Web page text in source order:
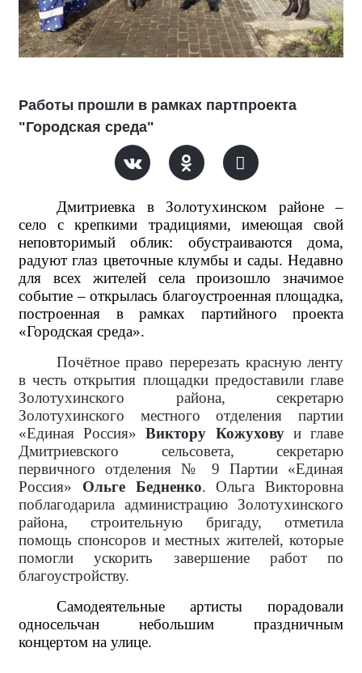
Работы прошли в рамках партпроекта
"Городская среда"
Дмитриевка в Золотухинском районе –
село с крепкими традициями, имеющая свой
неповторимый облик: обустраиваются дома,
радуют глаз цветочные клумбы и сады. Недавно
для всех жителей села произошло значимое
событие – открылась благоустроенная площадка,
построенная в рамках партийного проекта
«Городская среда».
Почётное право перерезать красную ленту
в честь открытия площадки предоставили главе
Золотухинского района, секретарю
Золотухинского местного отделения партии
«Единая Россия»Виктору Кожуховуи главе
Дмитриевского сельсовета, секретарю
первичного отделения № 9 Партии «Единая
Россия» Ольге Бедненко. Ольга Викторовна
поблагодарила администрацию Золотухинского
района, строительную бригаду, отметила
помощь спонсоров и местных жителей, которые
помогли ускорить завершение работ по
благоустройству.
Самодеятельные артисты порадовали
односельчан небольшим праздничным
концертом на улице.